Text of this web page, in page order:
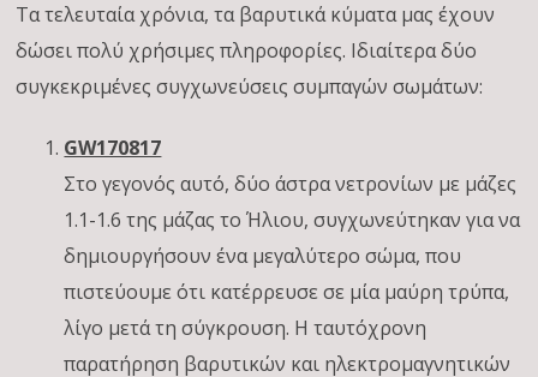
Τα τελευταία χρόνια, τα βαρυτικά κύματα μας έχουν
δώσει πολύ χρήσιμες πληροφορίες. Ιδιαίτερα δύο
συγκεκριμένες συγχωνεύσεις συμπαγών σωμάτων:
GW170817
Στο γεγονός αυτό, δύο άστρα νετρονίων με μάζες
1.1-1.6 της μάζας το Ήλιου, συγχωνεύτηκαν για να
δημιουργήσουν ένα μεγαλύτερο σώμα, που
πιστεύουμε ότι κατέρρευσε σε μία μαύρη τρύπα,
λίγο μετά τη σύγκρουση. Η ταυτόχρονη
παρατήρηση βαρυτικών και ηλεκτρομαγνητικών